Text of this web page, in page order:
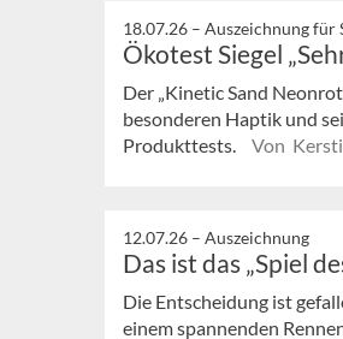
18.07.26 – Auszeichnung für
Ökotest Siegel
Der „Kinetic Sand
besonderen Haptik und
Produkttests.
Von
12.07.26 – Auszeichnung
Das ist das „Spiel
Die Entscheidung ist
einem spannenden